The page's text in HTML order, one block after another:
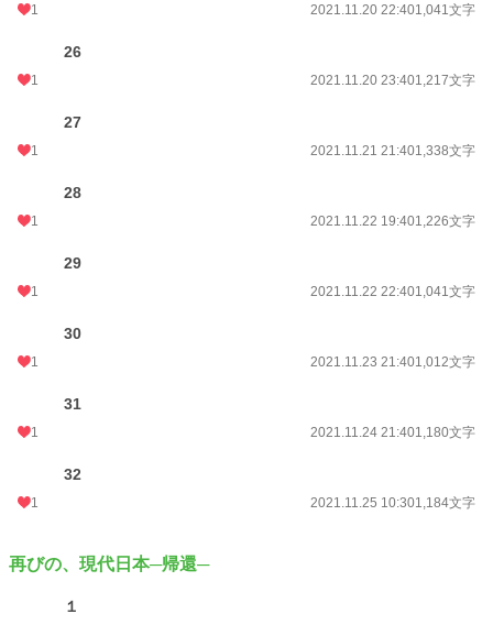
1 2021.11.20 22:401,041文字
26
1 2021.11.20 23:401,217文字
27
1 2021.11.21 21:401,338文字
28
1 2021.11.22 19:401,226文字
29
1 2021.11.22 22:401,041文字
30
1 2021.11.23 21:401,012文字
31
1 2021.11.24 21:401,180文字
32
1 2021.11.25 10:301,184文字
再びの、現代日本─帰還─
１